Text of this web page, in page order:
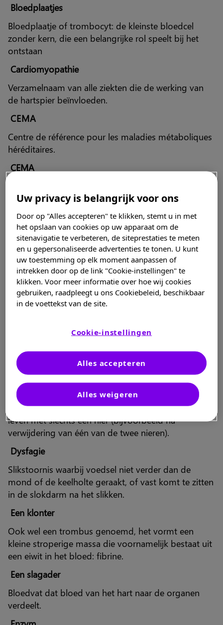
Bloedplaatjes
Bloedplaatje of trombocyt: de kleinste bloedcel
zonder kern, die een belangrijke rol speelt bij het
ontstaan
Cardiomyopathie
Verzamelnaam van alle ziekten die de werking van
de hartspier beïnvloeden.
CEMA
Centre de référence pour les maladies métaboliques
héréditaires.
CEMA
Contactsporten
boks, karate, rugby...
Creatinekinase
Enzym aanwezig in de spier en een rol speelt bij de
contractie (=de samentrekking van de spier).
De kransslagaders
Bloedvaten die verantwoordelijk zijn voor het
Twee organen in de onderrug ter hoogte van de
lendenwervels, waarvan de belangrijkste functie is
om giftig afval uit het lichaam te verwijderen door
het via de urine te verwijderen. Urinevorming kan 1,5
liter per dag bereiken. Het is mogelijk normaal te
leven met slechts één nier (bijvoorbeeld na
verwijdering van één van de twee nieren).
Dysfagie
Slikstoornis waarbij voedsel niet verder dan de
mond of de keelholte geraakt, of vast komt te zitten
in de slokdarm na het slikken.
Een klonter
Ook wel een trombus genoemd, het vormt een
kleine stroperige massa die voornamelijk bestaat uit
een eiwit in het bloed: fibrine.
Een slagader
Bloedvat dat bloed van het hart naar de organen
verdeelt.
Uw privacy is belangrijk voor ons
Door op "Alles accepteren" te klikken, stemt u in met
het opslaan van cookies op uw apparaat om de
sitenavigatie te verbeteren, de siteprestaties te meten
en u gepersonaliseerde advertenties te tonen. U kunt
uw toestemming op elk moment aanpassen of
intrekken door op de link "Cookie-instellingen" te
klikken. Voor meer informatie over hoe wij cookies
gebruiken, raadpleegt u ons Cookiebeleid, beschikbaar
in de voettekst van de site.
Cookie-instellingen
Alles weigeren
Alles accepteren